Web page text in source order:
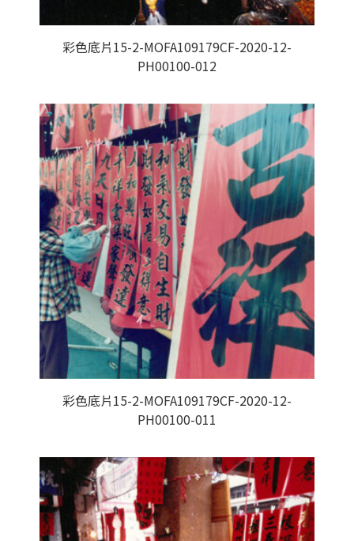
彩色底片15-2-MOFA109179CF-2020-12-
PH00100-012
彩色底片15-2-MOFA109179CF-2020-12-
PH00100-011